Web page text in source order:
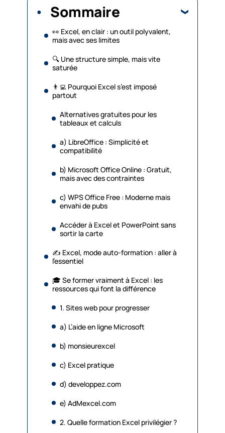
Sommaire
👀 Excel, en clair : un outil polyvalent,
mais avec ses limites
🔍 Une structure simple, mais vite
saturée
👨‍💻 Pourquoi Excel s’est imposé
partout
Alternatives gratuites pour les
tableaux et calculs
a) LibreOffice : Simplicité et
compatibilité
b) Microsoft Office Online : Gratuit,
mais avec des contraintes
c) WPS Office Free : Moderne mais
envahi de pubs
Accéder à Excel et PowerPoint sans
sortir la carte
✍️ Excel, mode auto-formation : aller à
l’essentiel
🎓 Se former vraiment à Excel : les
ressources qui font la différence
1. Sites web pour progresser
a) L’aide en ligne Microsoft
b) monsieurexcel
c) Excel pratique
d) developpez.com
e) AdMexcel.com
2. Quelle formation Excel privilégier ?